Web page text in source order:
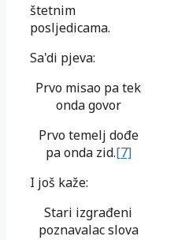
štetnim
posljedicama.
Sa'di pjeva:
Prvo misao pa tek
onda govor
Prvo temelj dođe
pa onda zid.[7]
I još kaže:
Stari izgrađeni
poznavalac slova